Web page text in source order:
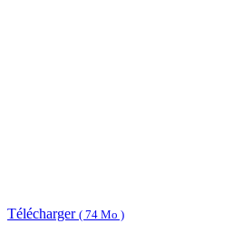
Télécharger ( 74 Mo )